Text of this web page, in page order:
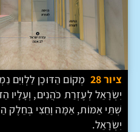
ציור 28
מְקוֹם הַדּוּכָן לַלְוִיִּם
יִשְׂרָאֵל לְעֶזְרַת כֹּהֲנִים, וְעָלָיו
שְׁתֵּי אַמּוֹת, אַמָּה וָחֵצִי בְּחֵלֶק
יִשְׂרָאֵל.